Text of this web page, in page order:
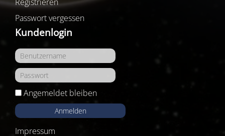
Passwort vergessen
Kundenlogin
Angemeldet bleiben
Anmelden
Impressum